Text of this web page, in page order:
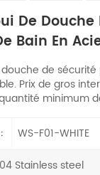
De Douche
Bain En
de
Prix de gros
minimum
WS-F01-WHITE
Stainless steel